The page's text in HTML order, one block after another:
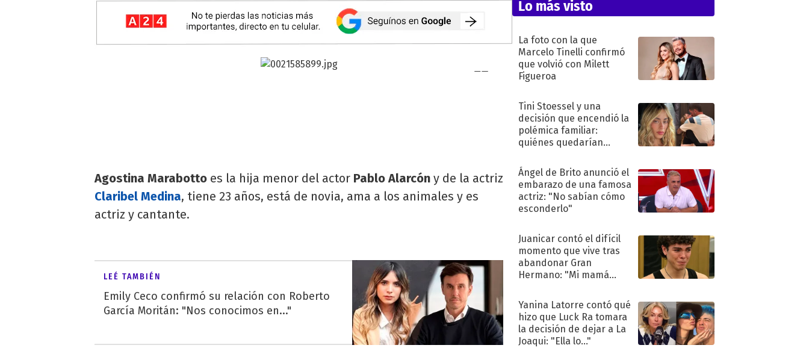
Agostina Marabotto es la hija menor del actor Pablo Alarcón y de la actriz
Claribel Medina, tiene 23 años, está de novia, ama a los animales y es
actriz y cantante.
LEÉ TAMBIÉN
Emily Ceco confirmó su relación con Roberto
García Moritán: "Nos conocimos en..."
Lo más visto
La foto con la que
Marcelo Tinelli confirmó
que volvió con Milett
Figueroa
Tini Stoessel y una
decisión que encendió la
polémica familiar:
quiénes quedarían
Ángel de Brito anunció el
embarazo de una famosa
actriz: "No sabían cómo
esconderlo"
Juanicar contó el difícil
momento que vive tras
abandonar Gran
Hermano: "Mi mamá
Yanina Latorre contó qué
hizo que Luck Ra tomara
la decisión de dejar a La
Joaqui: "Ella lo..."